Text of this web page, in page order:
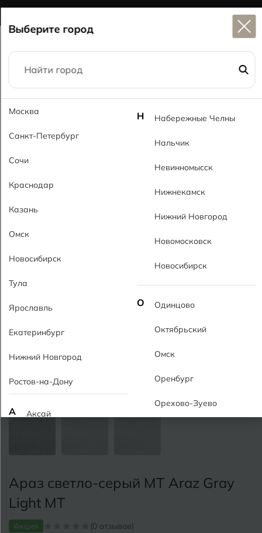
Главная Каталог
60x120
Араз светло-серый MT Araz Gray Light MT
Араз светло-серый MT Araz Gray
Light MT
Акция
(0 отзывов)
Выберите город
Москва
Санкт-Петербург
Сочи
Краснодар
Казань
Омск
Новосибирск
Тула
Ярославль
Екатеринбург
Нижний Новгород
Ростов-на-Дону
А Аксай
Анапа
Армавир
Н Набережные Челны
Нальчик
Невинномысск
Нижнекамск
Нижний Новгород
Новомосковск
Новосибирск
О Одинцово
Октябрьский
Омск
Оренбург
Орехово-Зуево
Псков